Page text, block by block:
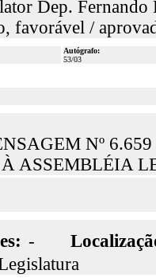
Dep.
favorável /
Autógrafo:
53/03
Nº
ASSEMBLÉIA
-